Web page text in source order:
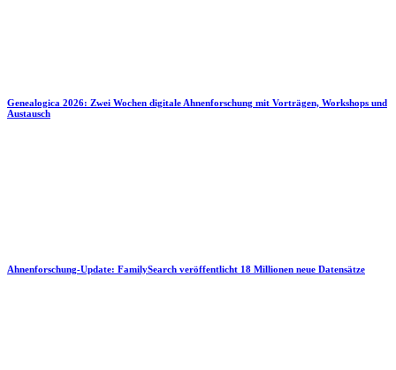
Genealogica 2026: Zwei Wochen digitale Ahnenforschung mit Vorträgen, Workshops und
Austausch
Ahnenforschung-Update: FamilySearch veröffentlicht 18 Millionen neue Datensätze